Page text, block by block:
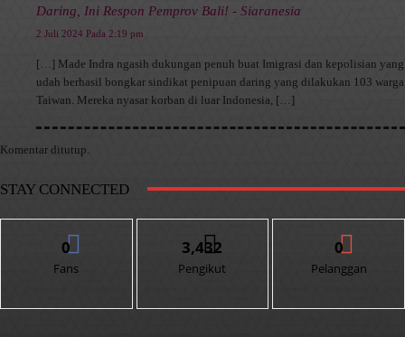
Daring, Ini Respon Pemprov Bali! - Siaranesia
2 Juli 2024 Pada 2:19 pm
[…] Made Indra ngasih dukungan penuh buat Imigrasi dan kepolisian yang
udah berhasil bongkar sindikat penipuan daring yang dilakukan 103 warga
Taiwan. Mereka nyasar korban di luar Indonesia, […]
Komentar ditutup.
STAY CONNECTED
0
Fans
3,432
Pengikut
0
Pelanggan